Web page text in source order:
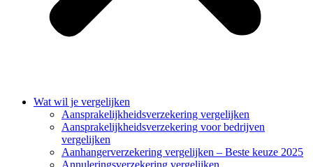
Wat wil je vergelijken
Aansprakelijkheidsverzekering vergelijken
Aansprakelijkheidsverzekering voor bedrijven
vergelijken
Aanhangerverzekering vergelijken – Beste keuze 2025
Annuleringsverzekering vergelijken